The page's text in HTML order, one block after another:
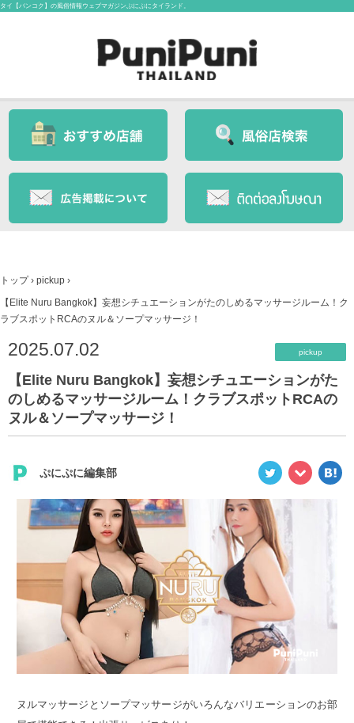
タイ【バンコク】の風俗情報ウェブマガジンぷにぷにタイランド。
トップ › pickup ›
【Elite Nuru Bangkok】妄想シチュエーションがたのしめるマッサージルーム！ク
ラブスポットRCAのヌル＆ソープマッサージ！
2025.07.02 pickup
【Elite Nuru Bangkok】妄想シチュエーションがた
のしめるマッサージルーム！クラブスポットRCAの
ヌル＆ソープマッサージ！
ぷにぷに編集部
ヌルマッサージとソープマッサージがいろんなバリエーションのお部